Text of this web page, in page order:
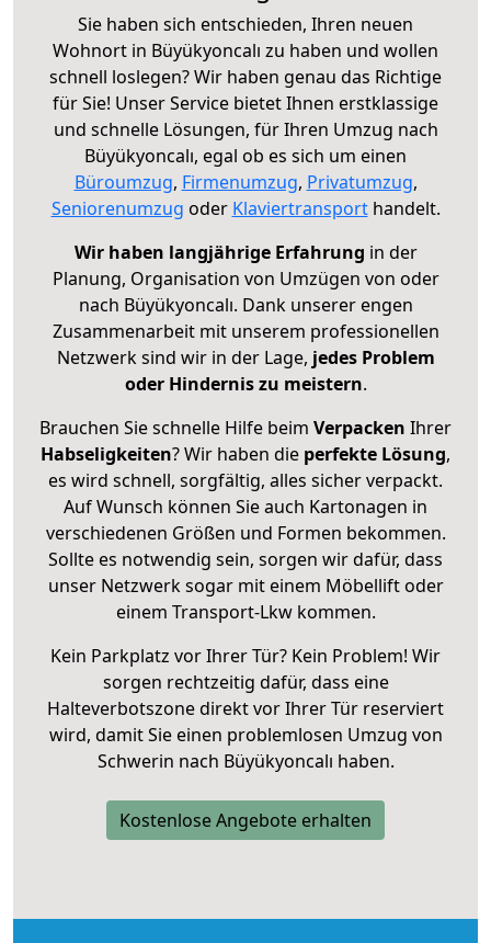
Sie haben sich entschieden, Ihren neuen
Wohnort in Büyükyoncalı zu haben und wollen
schnell loslegen? Wir haben genau das Richtige
für Sie! Unser Service bietet Ihnen erstklassige
und schnelle Lösungen, für Ihren Umzug nach
Büyükyoncalı, egal ob es sich um einen
Büroumzug, Firmenumzug, Privatumzug,
Seniorenumzug oder Klaviertransporthandelt.
Wir haben langjährige Erfahrung in der
Planung, Organisation von Umzügen von oder
nach Büyükyoncalı. Dank unserer engen
Zusammenarbeit mit unserem professionellen
Netzwerk sind wir in der Lage, jedes Problem
oder Hindernis zu meistern.
Brauchen Sie schnelle Hilfe beim Verpacken Ihrer
Habseligkeiten? Wir haben die perfekte Lösung,
es wird schnell, sorgfältig, alles sicher verpackt.
Auf Wunsch können Sie auch Kartonagen in
verschiedenen Größen und Formen bekommen.
Sollte es notwendig sein, sorgen wir dafür, dass
unser Netzwerk sogar mit einem Möbellift oder
einem Transport-Lkw kommen.
Kein Parkplatz vor Ihrer Tür? Kein Problem! Wir
sorgen rechtzeitig dafür, dass eine
Halteverbotszone direkt vor Ihrer Tür reserviert
wird, damit Sie einen problemlosen Umzug von
Schwerin nach Büyükyoncalı haben.
Kostenlose Angebote erhalten